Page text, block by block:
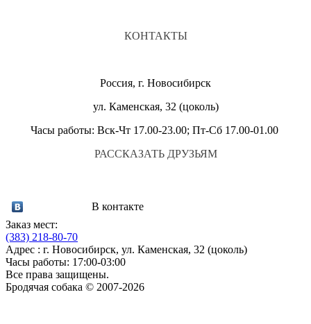
КОНТАКТЫ
Россия, г. Новосибирск
ул. Каменская, 32 (цоколь)
Часы работы: Вск-Чт 17.00-23.00; Пт-Сб 17.00-01.00
РАССКАЗАТЬ ДРУЗЬЯМ
В контакте
Заказ мест:
(383) 218-80-70
Адрес : г. Новосибирск, ул. Каменская, 32 (цоколь)
Часы работы: 17:00-03:00
Все права защищены.
Бродячая собака © 2007-2026